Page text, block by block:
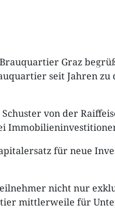
KARRIERE
Graz
seit Jahren zu
von der
für neue
nicht nur
mittlerweile für